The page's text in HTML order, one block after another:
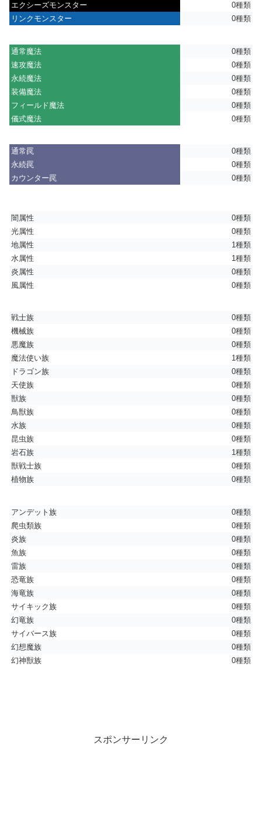
エクシーズモンスター
0種類
リンクモンスター
0種類
通常魔法
0種類
速攻魔法
0種類
永続魔法
0種類
装備魔法
0種類
フィールド魔法
0種類
儀式魔法
0種類
通常罠
0種類
永続罠
0種類
カウンター罠
0種類
闇属性
0種類
光属性
0種類
地属性
1種類
水属性
1種類
炎属性
0種類
風属性
0種類
戦士族
0種類
機械族
0種類
悪魔族
0種類
魔法使い族
1種類
ドラゴン族
0種類
天使族
0種類
獣族
0種類
鳥獣族
0種類
水族
0種類
昆虫族
0種類
岩石族
1種類
獣戦士族
0種類
植物族
0種類
アンデット族
0種類
爬虫類族
0種類
炎族
0種類
魚族
0種類
雷族
0種類
恐竜族
0種類
海竜族
0種類
サイキック族
0種類
幻竜族
0種類
サイバース族
0種類
幻想魔族
0種類
幻神獣族
0種類
スポンサーリンク